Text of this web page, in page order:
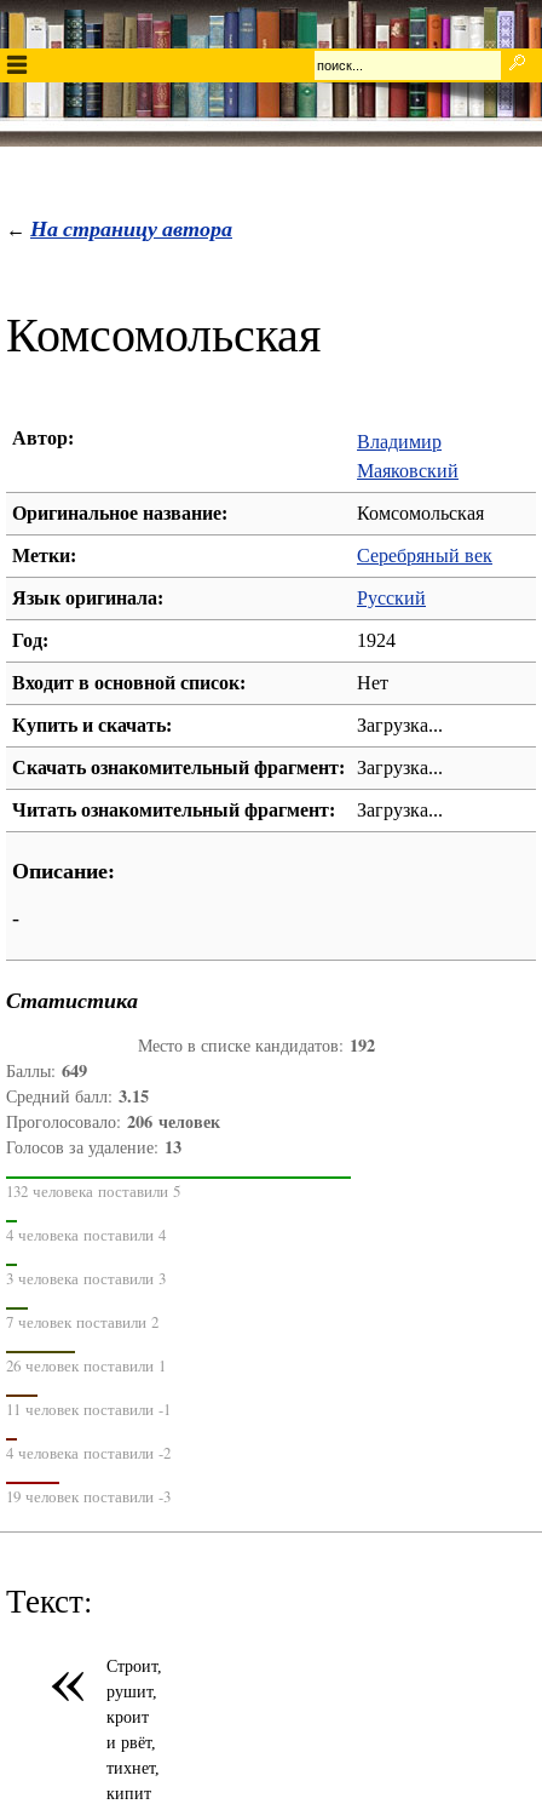
← На страницу автора
Комсомольская
Автор:
Владимир
Маяковский
Оригинальное название: Комсомольская
Метки: Серебряный век
Язык оригинала: Русский
Год: 1924
Входит в основной список: Нет
Купить и скачать: Загрузка...
Скачать ознакомительный фрагмент: Загрузка...
Читать ознакомительный фрагмент: Загрузка...
Описание:
-
Статистика
Место в списке кандидатов: 192
Баллы: 649
Средний балл: 3.15
Проголосовало: 206 человек
Голосов за удаление: 13
132 человека поставили 5
4 человека поставили 4
3 человека поставили 3
7 человек поставили 2
26 человек поставили 1
11 человек поставили -1
4 человека поставили -2
19 человек поставили -3
Текст:
«
Строит,
рушит,
кроит
и рвёт,
тихнет,
кипит